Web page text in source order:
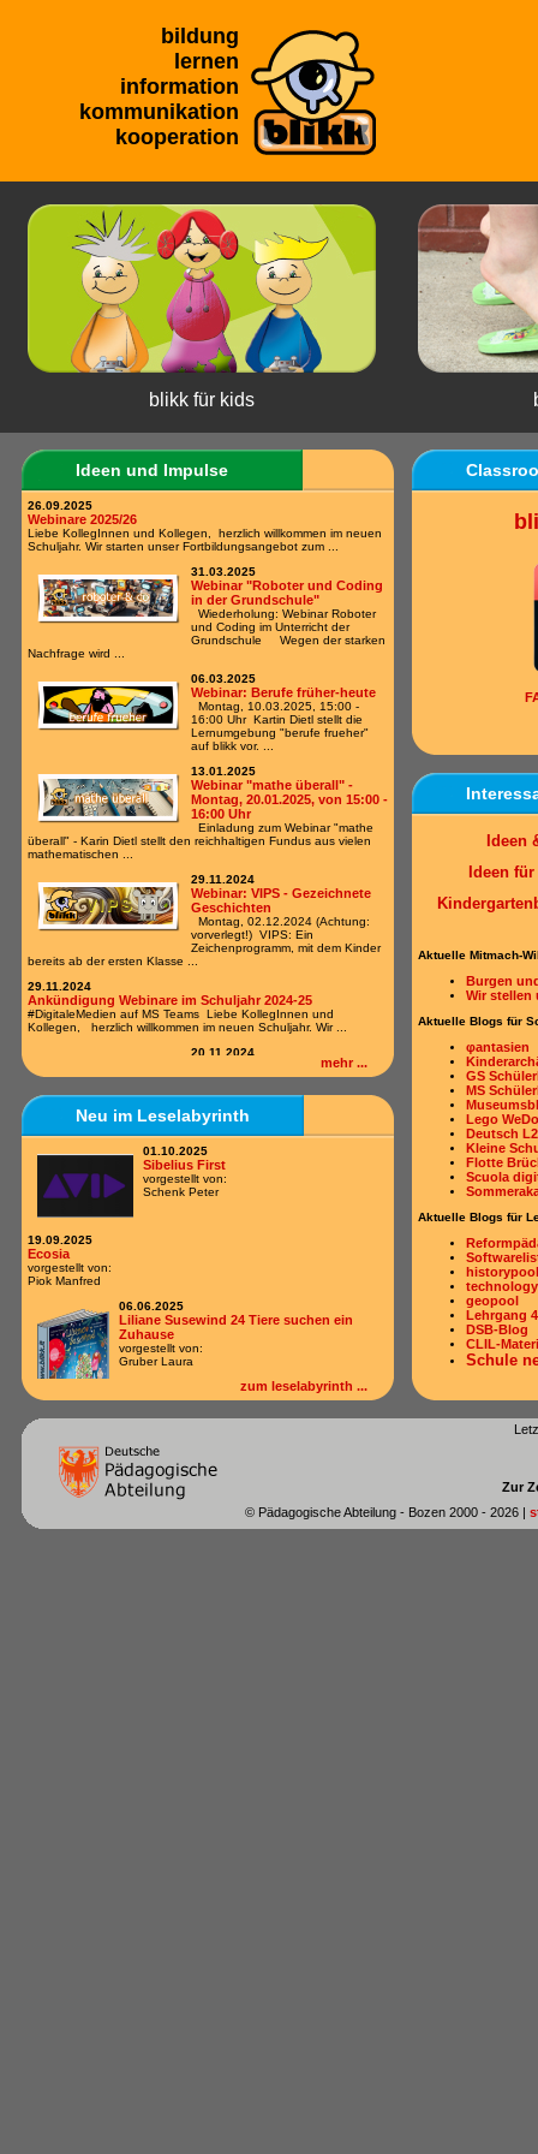
bildung
lernen
information
kommunikation
kooperation
blikk für kids
Ideen und Impulse
26.09.2025
Webinare 2025/26
Liebe KollegInnen und Kollegen, herzlich willkommen im neuen
Schuljahr. Wir starten unser Fortbildungsangebot zum ...
31.03.2025
Webinar "Roboter und Coding
in der Grundschule"
Wiederholung: Webinar Roboter
und Coding im Unterricht der
Grundschule Wegen der starken
Nachfrage wird ...
06.03.2025
Webinar: Berufe früher-heute
Montag, 10.03.2025, 15:00 -
16:00 Uhr Kartin Dietl stellt die
Lernumgebung "berufe frueher"
auf blikk vor. ...
13.01.2025
Webinar "mathe überall" -
Montag, 20.01.2025, von 15:00 -
16:00 Uhr
Einladung zum Webinar "mathe
überall" - Karin Dietl stellt den reichhaltigen Fundus aus vielen
mathematischen ...
29.11.2024
Webinar: VIPS - Gezeichnete
Geschichten
Montag, 02.12.2024 (Achtung:
vorverlegt!) VIPS: Ein
Zeichenprogramm, mit dem Kinder
bereits ab der ersten Klasse ...
29.11.2024
Ankündigung Webinare im Schuljahr 2024-25
#DigitaleMedien auf MS Teams Liebe KollegInnen und
Kollegen, herzlich willkommen im neuen Schuljahr. Wir ...
20.11.2024
Dieses Konzept, das ich vor vielen
Jahren entwickelt und umgesetzt
anderem können sie ...
27.09.2024
im Unterricht
16:00 Uhr Blogs: Wie kann
mit Hilfe von Blogs im Unterricht ...
13.01.2024
die Kinder ist das Erstellen von
Bildgeschichten, die kaum Grenzen
mehr ...
Ideen
Ideen
Aktuelle Mitmach-
Burgen
Wir stellen
Aktuelle Blogs für
φantasien
GS
MS
Lego WeDo
Deutsch
Kleine
Flotte
Scuola
Aktuelle Blogs für
historypool
geopool
Lehrgang
DSB-Blog
CLIL-
Schule
Übersicht Blogs
Übersicht Wikis
Neu im Leselabyrinth
01.10.2025
Sibelius First
vorgestellt von:
Schenk Peter
19.09.2025
Ecosia
vorgestellt von:
Piok Manfred
06.06.2025
Liliane Susewind 24 Tiere suchen ein
Zuhause
vorgestellt von:
Gruber Laura
vorgestellt von:
Thaler Lisa
zum leselabyrinth ...
Zur
© Pädagogische Abteilung - Bozen 2000 - 2026 |